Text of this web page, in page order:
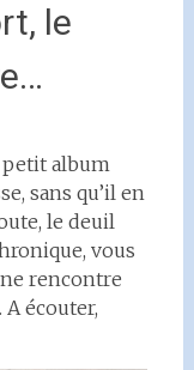
le
petit album
sans qu’il en
le deuil
vous
rencontre
écouter,